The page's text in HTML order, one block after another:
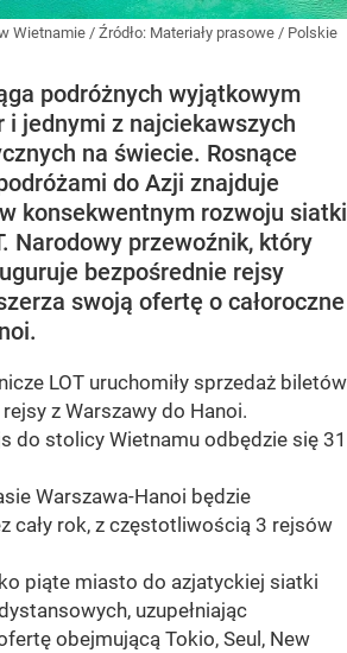
Wietnamie / Źródło: Materiały prasowe / Polskie
podróżnych wyjątkowym
i jednymi z najciekawszych
na świecie. Rosnące
do Azji znajduje
konsekwentnym rozwoju siatki
Narodowy przewoźnik, który
bezpośrednie rejsy
swoją ofertę o całoroczne
LOT uruchomiły sprzedaż biletów
z Warszawy do Hanoi.
do stolicy Wietnamu odbędzie się 31
Warszawa-Hanoi będzie
cały rok, z częstotliwością 3 rejsów
piąte miasto do azjatyckiej siatki
uzupełniając
obejmującą Tokio, Seul, New